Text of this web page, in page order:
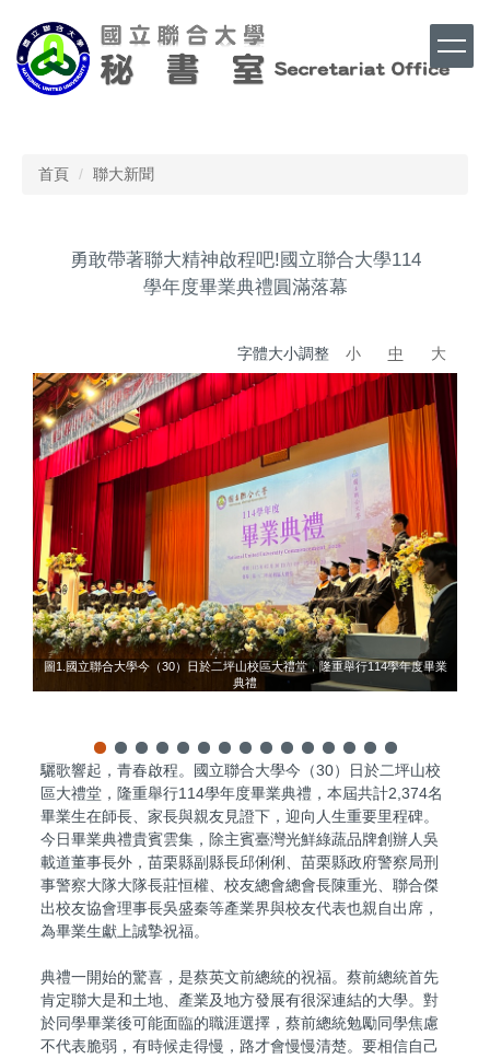
到
主
要
首頁 聯大新聞
勇敢帶著聯大精神啟程吧!國立聯合大學114
學年度畢業典禮圓滿落幕
字體大小調整 小 中 大
圖1.國立聯合大學今（30）日於二坪山校區大禮堂，隆重舉行114學年度畢業
典禮
驪歌響起，青春啟程。國立聯合大學今（30）日於二坪山校
區大禮堂，隆重舉行114學年度畢業典禮，本屆共計2,374名
畢業生在師長、家長與親友見證下，迎向人生重要里程碑。
今日畢業典禮貴賓雲集，除主賓臺灣光鮮綠蔬品牌創辦人吳
載道董事長外，苗栗縣副縣長邱俐俐、苗栗縣政府警察局刑
事警察大隊大隊長莊恒權、校友總會總會長陳重光、聯合傑
出校友協會理事長吳盛秦等產業界與校友代表也親自出席，
為畢業生獻上誠摯祝福。
典禮一開始的驚喜，是蔡英文前總統的祝福。蔡前總統首先
肯定聯大是和土地、產業及地方發展有很深連結的大學。對
於同學畢業後可能面臨的職涯選擇，蔡前總統勉勵同學焦慮
不代表脆弱，有時候走得慢，路才會慢慢清楚。要相信自己